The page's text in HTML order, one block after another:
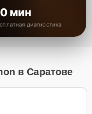
мин
диагностика
в Саратове